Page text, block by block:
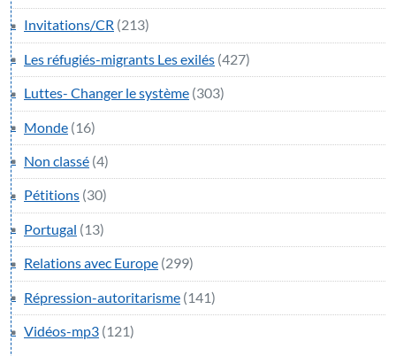
Invitations/CR (213)
Les réfugiés-migrants Les exilés (427)
Luttes- Changer le système (303)
Monde (16)
Non classé (4)
Pétitions (30)
Portugal (13)
Relations avec Europe (299)
Répression-autoritarisme (141)
Vidéos-mp3 (121)